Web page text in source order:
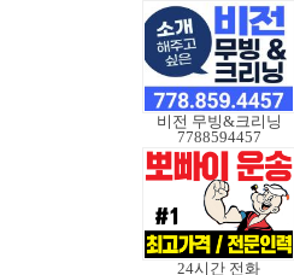
비전 무빙&크리닝
7788594457
24시간 전화